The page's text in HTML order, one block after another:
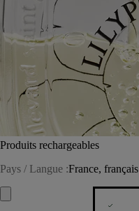
Produits rechargeables
Pays / Langue :France, français